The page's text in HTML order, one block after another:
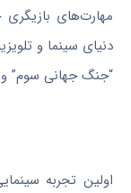
مهارت‌های
دنیای سینما و
“جنگ جهانی سوم” و
اولین تجربه